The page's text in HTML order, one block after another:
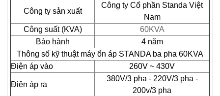
Công ty sản xuất
Công ty Cổ phần Standa Việt
Nam
Công suất (KVA)
60KVA
Bảo hành
4 năm
Thông số kỹ thuật máy ổn áp STANDA ba pha 60KVA
Điện áp vào
260V ~ 430V
Điện áp ra
380V/3 pha - 220V/3 pha -
200v/3 pha